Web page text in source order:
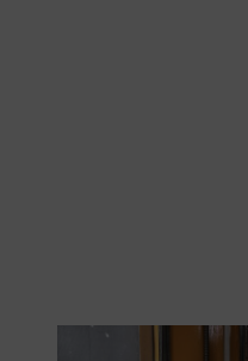
As barras-guia da STIHL são